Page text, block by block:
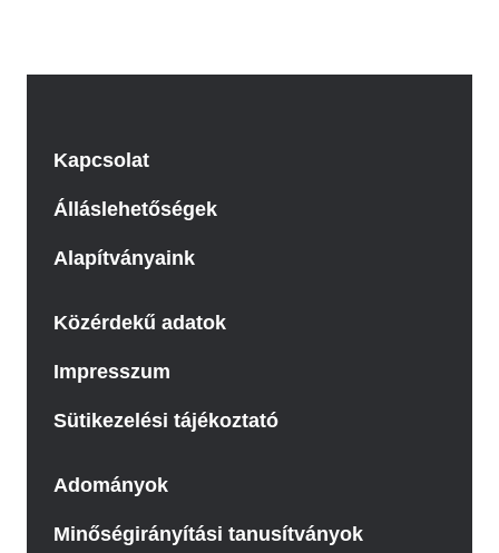
Kapcsolat
Álláslehetőségek
Alapítványaink
Közérdekű adatok
Impresszum
Sütikezelési tájékoztató
Adományok
Minőségirányítási tanusítványok